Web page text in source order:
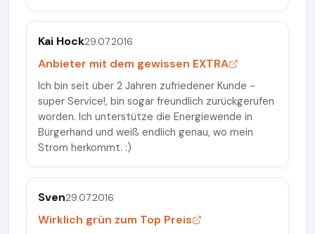
Kai Hock29.07.2016
Anbieter mit dem gewissen EXTRA
Ich bin seit über 2 Jahren zufriedener Kunde -
super Service!, bin sogar freundlich zurückgerufen
worden. Ich unterstütze die Energiewende in
Bürgerhand und weiß endlich genau, wo mein
Strom herkommt. :)
Sven29.07.2016
Wirklich grün zum Top Preis